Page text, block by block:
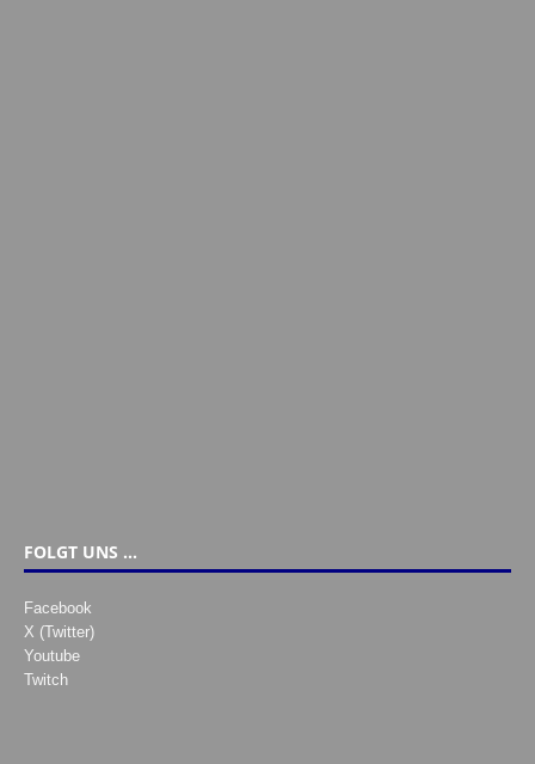
FOLGT UNS …
Facebook
X (Twitter)
Youtube
Twitch